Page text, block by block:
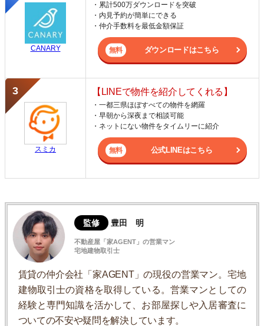
CANARY
・累計500万ダウンロードを突破
・内見予約が簡単にできる
・仲介手数料を最低金額保証
ダウンロードはこちら
スミカ
【LINEで物件を紹介してくれる】
・一都三県ほぼすべての物件を網羅
・早朝から深夜まで相談可能
・ネットにない物件をタイムリーに紹介
公式LINEはこちら
監修 豊田 明
不動産屋「家AGENT」の営業マン
宅地建物取引士
賃貸の仲介会社「家AGENT」の現役の営業マン。宅地
建物取引士の資格を取得している。営業マンとしての
経験と専門知識を活かして、お部屋探しや入居審査に
ついての不安や疑問を解決しています。